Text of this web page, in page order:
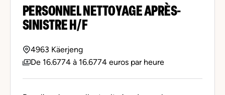
PERSONNEL NETTOYAGE APRÈS-
SINISTRE H/F
4963 Käerjeng
De 16.6774 à 16.6774 euros par heure